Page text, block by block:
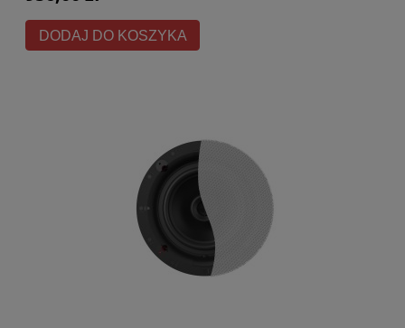
DODAJ DO KOSZYKA